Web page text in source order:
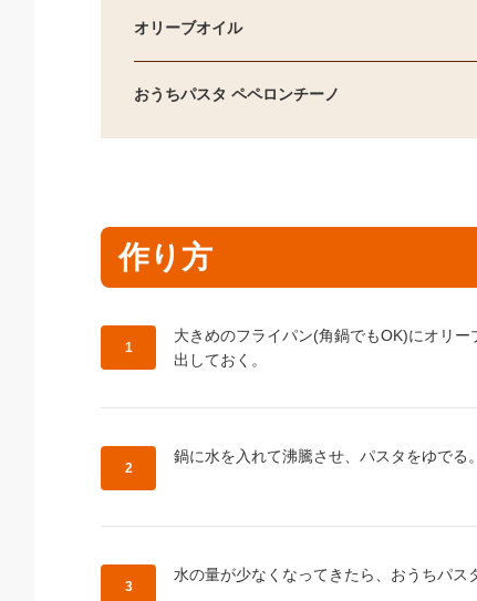
オリーブオイル
おうちパスタ ペペロンチーノ
作り方
作り方1：
大きめのフライパン(角鍋でもOK)にオリ
出しておく。
作り方2：
鍋に水を入れて沸騰させ、パスタをゆでる。
作り方3：
水の量が少なくなってきたら、おうちパ